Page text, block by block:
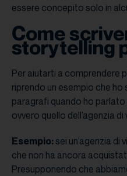
essere concepito solo in
Come
storytelling
Per aiutarti a comprendere
riprendo un esempio che
paragrafi quando ho
ovvero quello dell’agenzia di
Esempio:sei un’agenzia di
che non ha ancora
Presupponendo che